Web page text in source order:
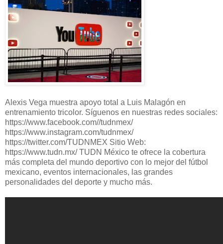
Alexis Vega muestra apoyo total a Luis Malagón en
entrenamiento tricolor. Síguenos en nuestras redes sociales:
https://www.facebook.com//tudnmex/
https://www.instagram.com/tudnmex/
https://twitter.com/TUDNMEX Sitio Web:
https://www.tudn.mx/ TUDN México te ofrece la cobertura
más completa del mundo deportivo con lo mejor del fútbol
mexicano, eventos internacionales, las grandes
personalidades del deporte y mucho más.